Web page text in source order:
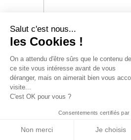
Salut c'est nous...
les Cookies !
On a attendu d'être sûrs que le contenu de
ce site vous intéresse avant de vous
déranger, mais on aimerait bien vous
visite...
C'est OK pour vous ?
Consentements certifiés par
Non merci Je choisis